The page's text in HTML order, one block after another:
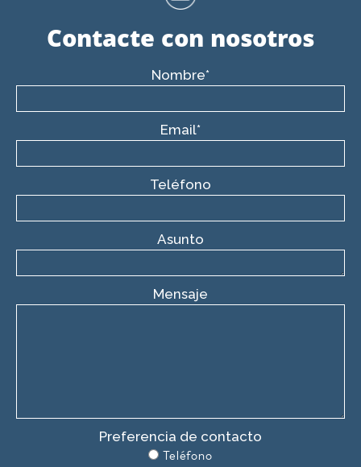
Contacte con nosotros
Nombre*
Email*
Teléfono
Asunto
Mensaje
Preferencia de contacto
Teléfono